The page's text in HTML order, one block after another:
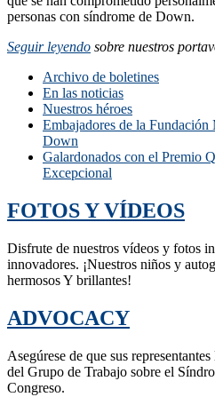
personas con síndrome de Down.
Seguir leyendo sobre nuestros
Archivo de boletines
En las noticias
Nuestros héroes
Embajadores de la
Down
Galardonados con el Premio
Excepcional
FOTOS Y VÍDEOS
Disfrute de nuestros vídeos y fotos
innovadores. ¡Nuestros niños y
hermosos Y brillantes!
ADVOCACY
Asegúrese de que sus
del Grupo de Trabajo sobre el
Congreso.